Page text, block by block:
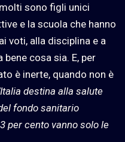
sono figli unici
e la scuola che hanno
voti, alla disciplina e a
cosa sia. E, per
è inerte, quando non è
destina alla salute
fondo sanitario
per cento vanno solo le